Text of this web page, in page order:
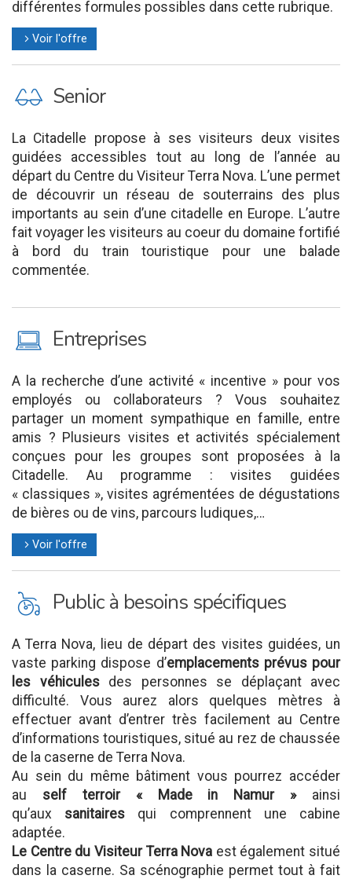
différentes formules possibles dans cette rubrique.
l Voir l'offre
P Senior
La Citadelle propose à ses visiteurs deux visites
guidées accessibles tout au long de l’année au
départ du Centre du Visiteur Terra Nova. L’une permet
de découvrir un réseau de souterrains des plus
importants au sein d’une citadelle en Europe. L’autre
fait voyager les visiteurs au coeur du domaine fortifié
à bord du train touristique pour une balade
commentée.
M Entreprises
A la recherche d’une activité « incentive » pour vos
employés ou collaborateurs ? Vous souhaitez
partager un moment sympathique en famille, entre
amis ? Plusieurs visites et activités spécialement
conçues pour les groupes sont proposées à la
Citadelle. Au programme : visites guidées
« classiques », visites agrémentées de dégustations
de bières ou de vins, parcours ludiques,…
l Voir l'offre
L Public à besoins spécifiques
A Terra Nova, lieu de départ des visites guidées, un
vaste parking dispose d’emplacements prévus pour
les véhiculesdes personnes se déplaçant avec
difficulté. Vous aurez alors quelques mètres à
effectuer avant d’entrer très facilement au Centre
d’informations touristiques, situé au rez de chaussée
de la caserne de Terra Nova.
Au sein du même bâtiment vous pourrez accéder
au self terroir « Made in Namur »ainsi
qu’aux sanitaires qui comprennent une cabine
adaptée.
Le Centre du Visiteur Terra Nova est également situé
dans la caserne. Sa scénographie permet tout à fait